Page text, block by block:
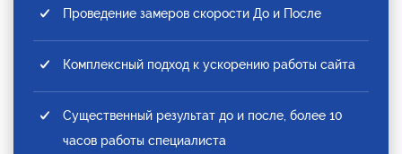
Проведение замеров скорости До и После
Комплексный подход к ускорению работы сайта
Существенный результат до и после, более 10
часов работы специалиста